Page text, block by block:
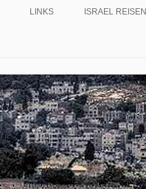
TEIL 1 – WER IST DER GOTT DER
BIBEL?
TEIL 2 – WAS IST EIN BÜNDNIS?
LINKS ISRAEL REISEN